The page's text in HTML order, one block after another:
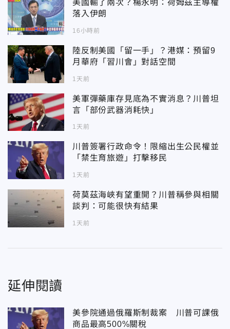
美國輸了兩次？楊永明：荷姆茲主導權
落入伊朗
16小時前
陸反制美國「留一手」？港媒：預留9
月華府「習川會」對話空間
1天前
美軍彈藥庫存見底為不實消息？川普坦
言「部份武器消耗快」
1天前
川普簽署行政命令！限縮出生公民權並
「禁生育旅遊」打擊移民
1天前
荷莫茲海峽有望重開？川普稱參與相關
談判：可能很快有結果
1天前
延伸閱讀
美參院通過俄羅斯制裁案 川普可課俄
商品最高500%關稅